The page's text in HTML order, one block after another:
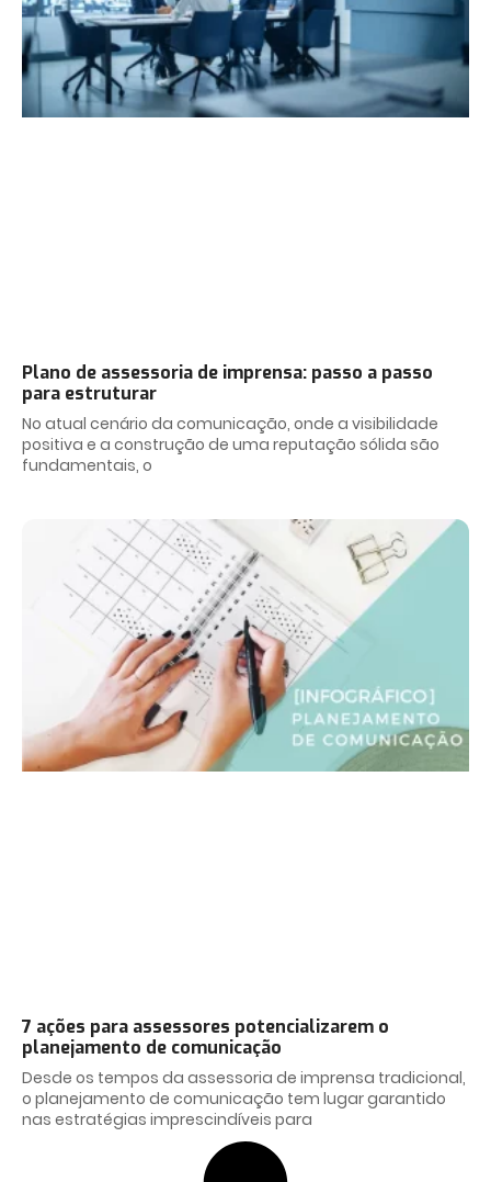
Plano de assessoria de imprensa: passo a passo
para estruturar
No atual cenário da comunicação, onde a visibilidade
positiva e a construção de uma reputação sólida são
fundamentais, o
7 ações para assessores potencializarem o
planejamento de comunicação
Desde os tempos da assessoria de imprensa tradicional,
o planejamento de comunicação tem lugar garantido
nas estratégias imprescindíveis para